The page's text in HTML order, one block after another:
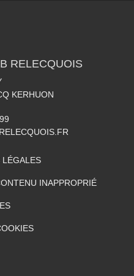
RELECQUOIS
KERHUON
LÉGALES
INAPPROPRIÉ